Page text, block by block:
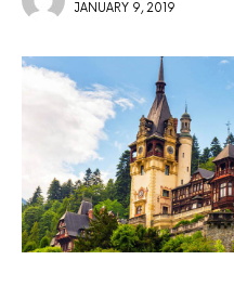
JANUARY 9, 2019